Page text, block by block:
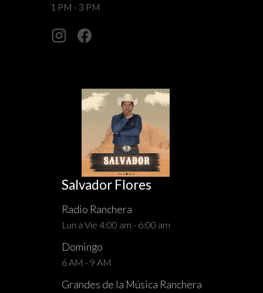
1 PM - 3 PM
Salvador Flores
Radio Ranchera
Lun a Vie 4:00 am - 6:00 am
Domingo
6 AM - 9 AM
Grandes de la Música Ranchera